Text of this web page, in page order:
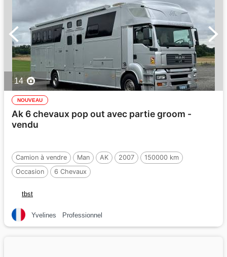
14
NOUVEAU
Ak 6 chevaux pop out avec partie groom -
vendu
Camion à vendre Man AK 2007
150000 km
Occasion
6 Chevaux
tbst
Yvelines Professionnel